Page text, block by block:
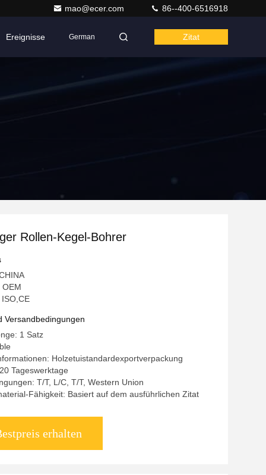
mao@ecer.com 86--400-6516918
Ereignisse German Zitat
Rollen-Kegel-Bohrer
Versandbedingungen
1 Satz
Holzetuistandardexportverpackung
Tageswerktage
T/T, L/C, T/T, Western Union
Fähigkeit: Basiert auf dem ausführlichen Zitat
erhalten